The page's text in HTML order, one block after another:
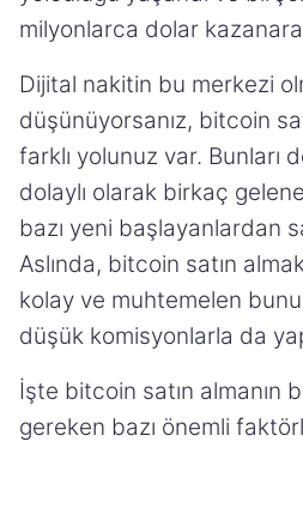
milyonlarca dolar
Dijital nakitin bu merkezi
düşünüyorsanız, bitcoin
farklı yolunuz var. Bunları
dolaylı olarak birkaç
bazı yeni başlayanlardan
Aslında, bitcoin satın
kolay ve muhtemelen
düşük komisyonlarla da
İşte bitcoin satın almanın
gereken bazı önemli